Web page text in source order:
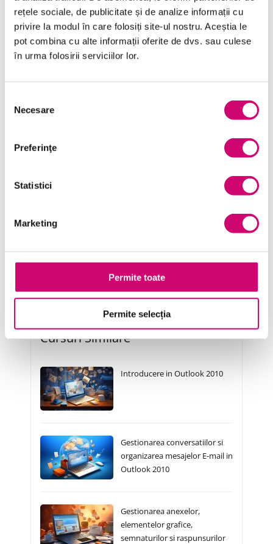
rețele sociale, de publicitate și de analize informații cu
privire la modul în care folosiți site-ul nostru. Aceștia le
pot combina cu alte informații oferite de dvs. sau culese
în urma folosirii serviciilor lor.
consimțământului
Necesare
Preferinţe
Statistici
Marketing
Permite toate
Permite selecția
Dezvoltare personală și profesională
Finanțe
Resurse Umane
Vânzări și negocieri
Cursuri Similare
Introducere in Outlook 2010
Gestionarea conversatiilor si
organizarea mesajelor E-mail in
Outlook 2010
Gestionarea anexelor,
elementelor grafice,
semnaturilor si raspunsurilor